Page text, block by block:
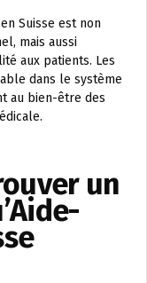
Suisse est non
mais aussi
aux patients. Les
dans le système
au bien-être des
un